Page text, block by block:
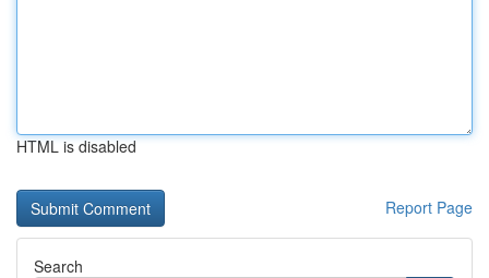
HTML is disabled
Report Page
Search